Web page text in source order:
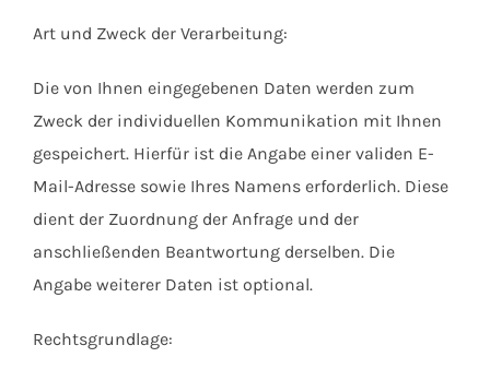
Art und Zweck der Verarbeitung:
Die von Ihnen eingegebenen Daten werden zum
Zweck der individuellen Kommunikation mit Ihnen
gespeichert. Hierfür ist die Angabe einer validen E-
Mail-Adresse sowie Ihres Namens erforderlich. Diese
dient der Zuordnung der Anfrage und der
anschließenden Beantwortung derselben. Die
Angabe weiterer Daten ist optional.
Rechtsgrundlage: